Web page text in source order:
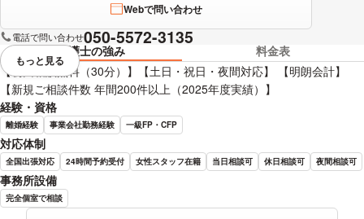
Webで問い合わせ
電話で問い合わせ050-5572-3135
弁護士の強み
料金表
【初回相談無料（30分）】【土日・祝日・夜間対応】 【明朗会計】
【新規ご相談件数 年間200件以上（2025年度実績）】
経験・資格
離婚経験 事業会社勤務経験 一級FP・CFP
対応体制
全国出張対応 24時間予約受付 女性スタッフ在籍 当日相談可 休日相談可 夜間相談可
事務所設備
完全個室で相談
視覚的に省略されている要素を
もっと見る